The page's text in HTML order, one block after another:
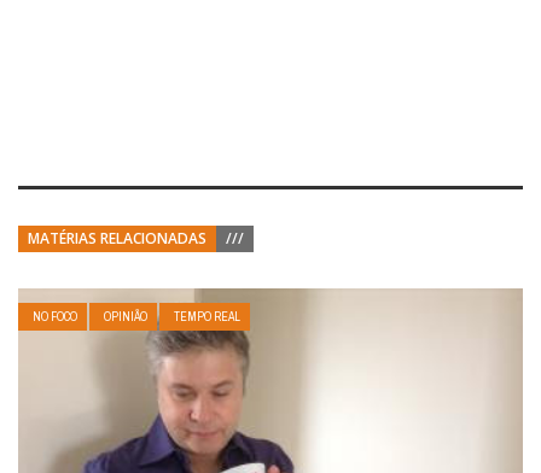
MATÉRIAS RELACIONADAS ///
NO FOCO OPINIÃO TEMPO REAL